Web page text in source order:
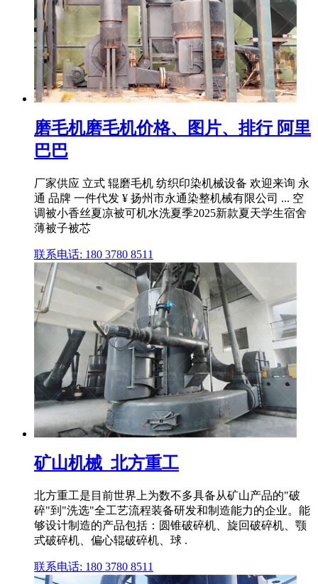
磨毛机磨毛机价格、图片、排行 阿里
巴巴
厂家供应 立式 辊磨毛机 纺织印染机械设备 欢迎来询 永
通 品牌 一件代发 ¥ 扬州市永通染整机械有限公司 ... 空
调被小香丝夏凉被可机水洗夏季2025新款夏天学生宿舍
薄被子被芯
联系电话: 180 3780 8511
矿山机械_北方重工
北方重工是目前世界上为数不多具备从矿山产品的"破
碎"到"洗选"全工艺流程装备研发和制造能力的企业。能
够设计制造的产品包括：圆锥破碎机、旋回破碎机、颚
式破碎机、偏心辊破碎机、球 .
联系电话: 180 3780 8511